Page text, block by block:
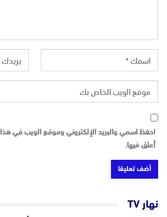
احفظ اسمي والبريد الإلكتروني وموقع الويب في
أعلق فيها.
نهار TV